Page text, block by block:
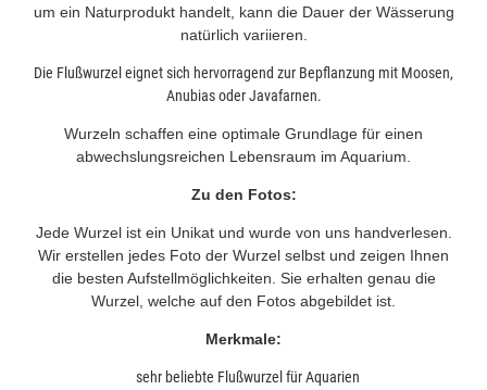
um ein Naturprodukt handelt, kann die Dauer der Wässerung
natürlich variieren.
Die Flußwurzel eignet sich hervorragend zur Bepflanzung mit Moosen,
Anubias oder Javafarnen.
Wurzeln schaffen eine optimale Grundlage für einen
abwechslungsreichen Lebensraum im Aquarium.
Zu den Fotos:
Jede Wurzel ist ein Unikat und wurde von uns handverlesen.
Wir erstellen jedes Foto der Wurzel selbst und zeigen Ihnen
die besten Aufstellmöglichkeiten. Sie erhalten genau die
Wurzel, welche auf den Fotos abgebildet ist.
Merkmale:
sehr beliebte Flußwurzel für Aquarien